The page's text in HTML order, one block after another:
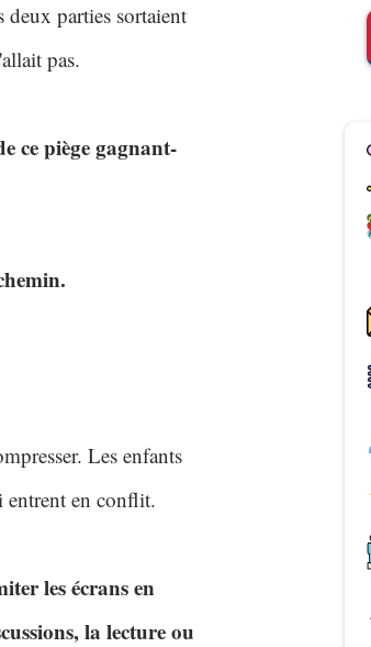
deux parties sortaient
pas.
ce piège gagnant-
Les enfants
entrent en conflit.
les écrans en
la lecture ou